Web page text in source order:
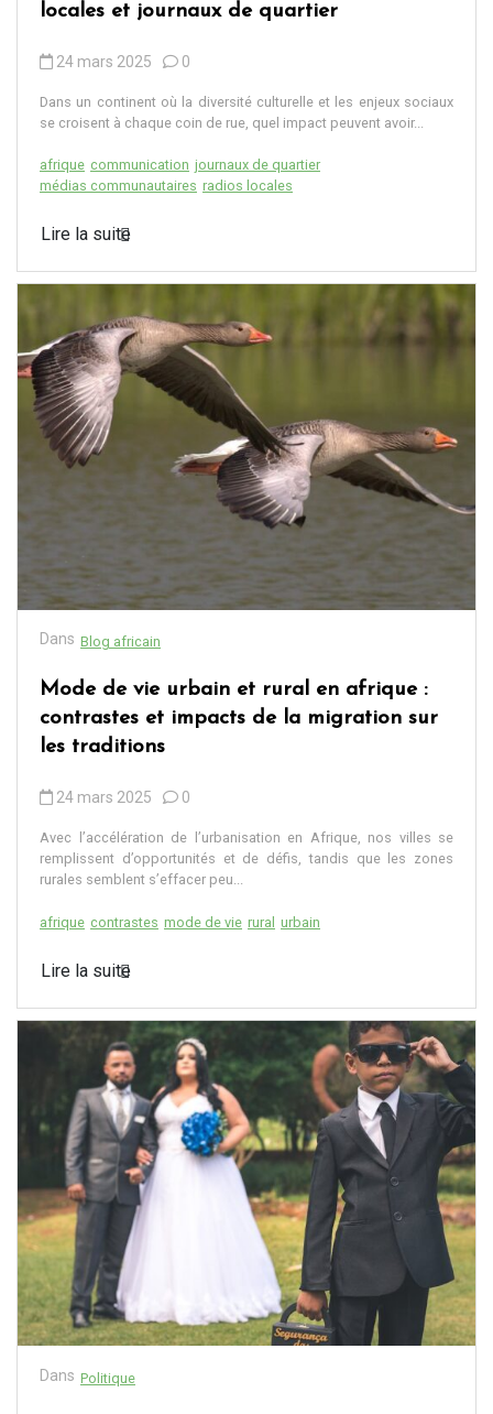
locales et journaux de quartier
24 mars 2025 0
Dans un continent où la diversité culturelle et les enjeux sociaux
se croisent à chaque coin de rue, quel impact peuvent avoir...
afrique communication journaux de quartier
médias communautaires radios locales
Lire la suite
Dans Blog africain
Mode de vie urbain et rural en afrique :
contrastes et impacts de la migration sur
les traditions
24 mars 2025 0
Avec l’accélération de l’urbanisation en Afrique, nos villes se
remplissent d’opportunités et de défis, tandis que les zones
rurales semblent s’effacer peu...
afrique contrastes mode de vie rural urbain
Lire la suite
Dans Politique